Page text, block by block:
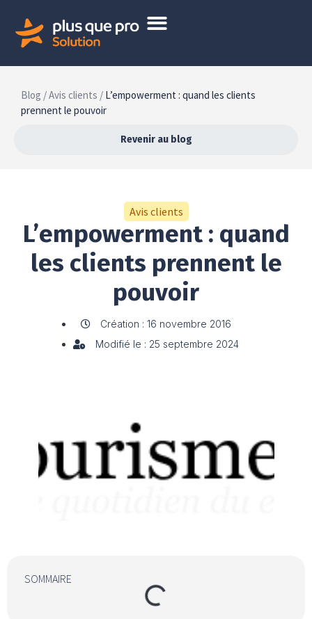
Blog /Avis clients / L’empowerment : quand les clients
prennent le pouvoir
Revenir au blog
Avis clients
L’empowerment : quand
les clients prennent le
pouvoir
Création : 16 novembre 2016
Modifié le : 25 septembre 2024
SOMMAIRE